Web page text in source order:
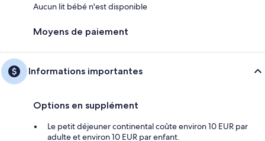
Aucun lit bébé n'est disponible
Moyens de paiement
Informations importantes
Options en supplément
Le petit déjeuner continental coûte environ 10 EUR par
adulte et environ 10 EUR par enfant.